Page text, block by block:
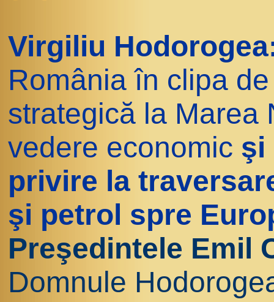
Virgiliu
România în clipa
strategică la Marea
vedere economic şi
privire la
şi petrol spre
Preşedintele Emil
Domnule